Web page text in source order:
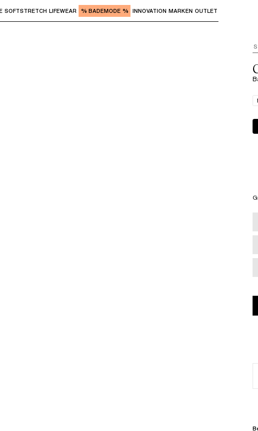
nach unten" oder "Eingabe" zum Aufrufen der Untermenüs und
SOFTSTRETCH LIFEWEAR % BADEMODE % INNOVATION MARKEN OUTLET